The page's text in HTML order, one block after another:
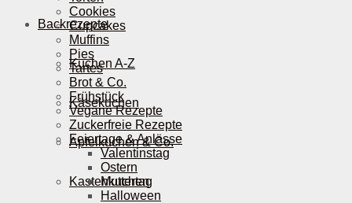
Backrezepte
Kuchen A-Z
Käsekuchen
Apfelkuchen & Co.
Kastenkuchen
Cookies
Cupcakes
Muffins
Pies
Tartes
Brot & Co.
Frühstück
Vegane Rezepte
Zuckerfreie Rezepte
Feiertage & Anlässe
Valentinstag
Ostern
Muttertag
Halloween